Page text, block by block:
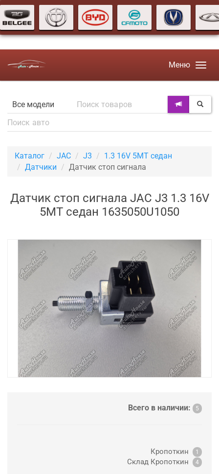
Меню
Каталог JAC J3
1.3 16V 5MT седан
Датчики
Датчик стоп сигнала
Датчик стоп сигнала JAC J3 1.3 16V
5MT седан 1635050U1050
Всего в наличии: 5
Кропоткин 1
Склад Кропоткин 4